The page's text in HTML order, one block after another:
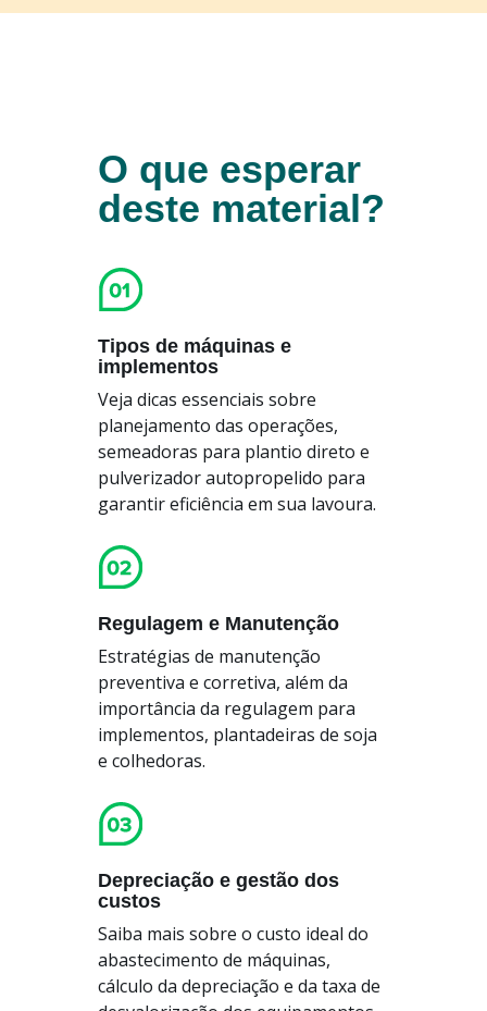
O que esperar
deste material?
Tipos de máquinas e
implementos
Veja dicas essenciais sobre
planejamento das operações,
semeadoras para plantio direto e
pulverizador autopropelido para
garantir eficiência em sua lavoura.
Regulagem e Manutenção
Estratégias de manutenção
preventiva e corretiva, além da
importância da regulagem para
implementos, plantadeiras de soja
e colhedoras.
Depreciação e gestão dos
custos
Saiba mais sobre o custo ideal do
abastecimento de máquinas,
cálculo da depreciação e da taxa de